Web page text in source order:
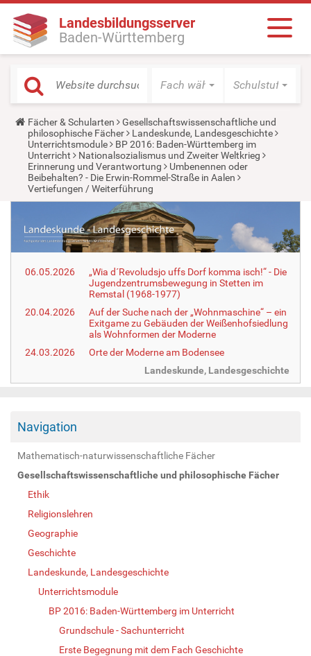
Landesbildungsserver
Baden-Württemberg
Fach wählen Schulstufe
Y
o
u
a
r
e
h
e
:
Fächer & Schularten
Gesellschaftswissenschaftliche und
philosophische Fächer
Landeskunde, Landesgeschichte
Unterrichtsmodule
BP 2016: Baden-Württemberg im
Unterricht
Nationalsozialismus und Zweiter Weltkrieg
Erinnerung und Verantwortung
Umbenennen oder
Beibehalten? - Die Erwin-Rommel-Straße in Aalen
Vertiefungen / Weiterführung
06.05.2026
„Wia d´Revoludsjo uffs Dorf komma isch!“ - Die
Jugendzentrumsbewegung in Stetten im
Remstal (1968-1977)
20.04.2026
Auf der Suche nach der „Wohnmaschine“ – ein
Exitgame zu Gebäuden der Weißenhofsiedlung
als Wohnformen der Moderne
24.03.2026
Orte der Moderne am Bodensee
Landeskunde, Landesgeschichte
Navigation
Mathematisch-naturwissenschaftliche Fächer
Gesellschaftswissenschaftliche und philosophische Fächer
Ethik
Religionslehren
Geographie
Geschichte
Landeskunde, Landesgeschichte
Unterrichtsmodule
BP 2016: Baden-Württemberg im Unterricht
Grundschule - Sachunterricht
Erste Begegnung mit dem Fach Geschichte